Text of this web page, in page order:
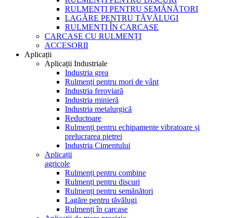
RULMENȚI PENTRU SEMĂNĂTORI
LAGĂRE PENTRU TĂVĂLUGI
RULMENȚI ÎN CARCASE
CARCASE CU RULMENȚI
ACCESORII
Aplicații
Aplicații Industriale
Industria grea
Rulmenți pentru mori de vânt
Industria feroviară
Industria minieră
Industria metalurgică
Reductoare
Rulmenți pentru echipamente vibratoare și
prelucrarea pietrei
Industria Cimentului
Aplicații
agricole
Rulmenți pentru combine
Rulmenți pentru discuri
Rulmenți pentru semănători
Lagăre pentru tăvălugi
Rulmenți în carcase